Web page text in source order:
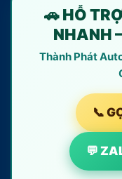
🚗 HỖ
NHANH
Thành Phát
📞
💬